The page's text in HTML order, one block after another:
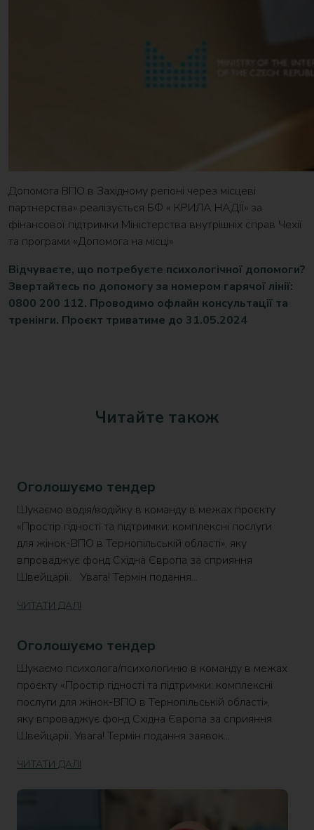
Допомога ВПО в Західному регіоні через місцеві
партнерства» реалізується БФ « КРИЛА НАДІЇ» за
фінансової підтримки Міністерства внутрішніх справ Чехії
та програми «Допомога на місці»
Відчуваєте, що потребуєте психологічної допомоги?
Звертайтесь по допомогу за номером гарячої лінії:
0800 200 112. Проводимо офлайн консультації та
тренінги. Проєкт триватиме до 31.05.2024
Читайте також
Оголошуємо тендер
Шукаємо водія/водійку в команду в межах проєкту
«Простір гідності та підтримки: комплексні послуги
для жінок-ВПО в Тернопільській області», яку
впроваджує фонд Східна Європа за сприяння
Швейцарії. Увага! Термін подання...
ЧИТАТИ ДАЛІ
Оголошуємо тендер
Шукаємо психолога/психологиню в команду в межах
проєкту «Простір гідності та підтримки: комплексні
послуги для жінок-ВПО в Тернопільській області»,
яку впроваджує фонд Східна Європа за сприяння
Швейцарії. Увага! Термін подання заявок...
ЧИТАТИ ДАЛІ